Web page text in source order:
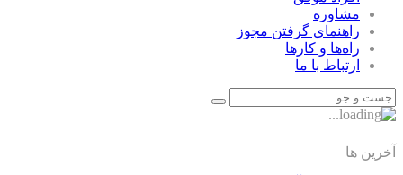
مشاوره
راهنمای گرفتن مجوز
راه‌ها و كارها
ارتباط با ما
آخرین ها